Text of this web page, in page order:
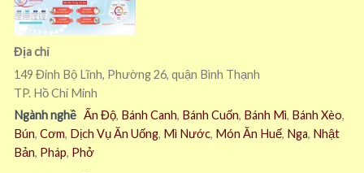
Địa chỉ
149 Đinh Bộ Lĩnh, Phường 26, quận Bình Thạnh
TP. Hồ Chí Minh
Ngành nghề Ấn Độ, Bánh Canh, Bánh Cuốn, Bánh Mì, Bánh Xèo,
Bún, Cơm, Dịch Vụ Ăn Uống, Mì Nước, Món Ăn Huế, Nga, Nhật
Bản, Pháp, Phở